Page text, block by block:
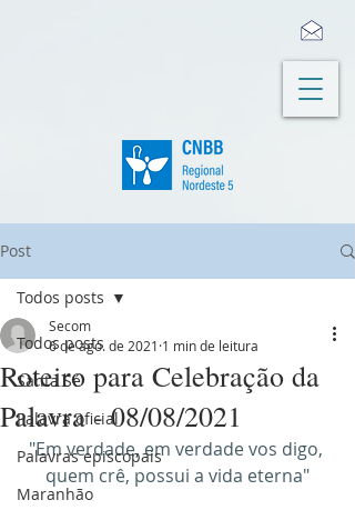
Post
Todos posts
Santa Sé
Palavra oficial
Palavras episcopais
Maranhão
Todos posts
Roteiro para Celebração da
Palavra - 08/08/2021
Secom
6 de ago. de 2021 1 min de leitura
"Em verdade, em verdade vos digo,
quem crê, possui a vida eterna"